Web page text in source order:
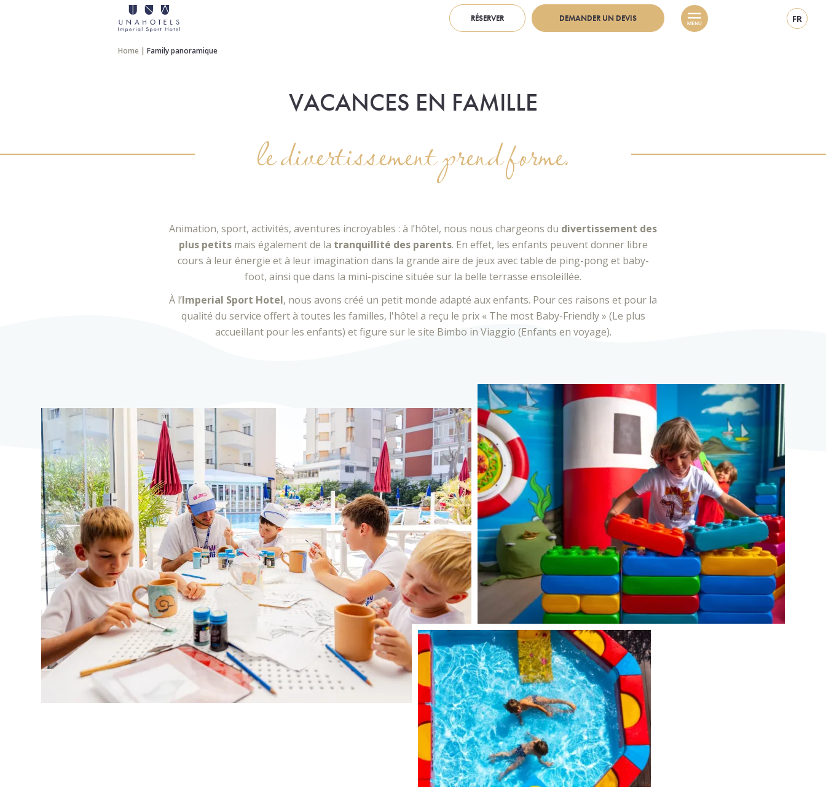
DEMANDER UN DEVIS
RÉSERVER FR
Home | Family panoramique
VACANCES EN FAMILLE
le divertissement prend forme.
Animation, sport, activités, aventures incroyables : à l’hôtel, nous nous chargeons du divertissement des
plus petitsmais également de la tranquillité des parents. En effet, les enfants peuvent donner libre
cours à leur énergie et à leur imagination dans la grande aire de jeux avec table de ping-pong et baby-
foot, ainsi que dans la mini-piscine située sur la belle terrasse ensoleillée.
À l’Imperial Sport Hotel, nous avons créé un petit monde adapté aux enfants. Pour ces raisons et pour la
qualité du service offert à toutes les familles, l'hôtel a reçu le prix « The most Baby-Friendly » (Le plus
accueillant pour les enfants) et figure sur le site Bimbo in Viaggio (Enfants en voyage).